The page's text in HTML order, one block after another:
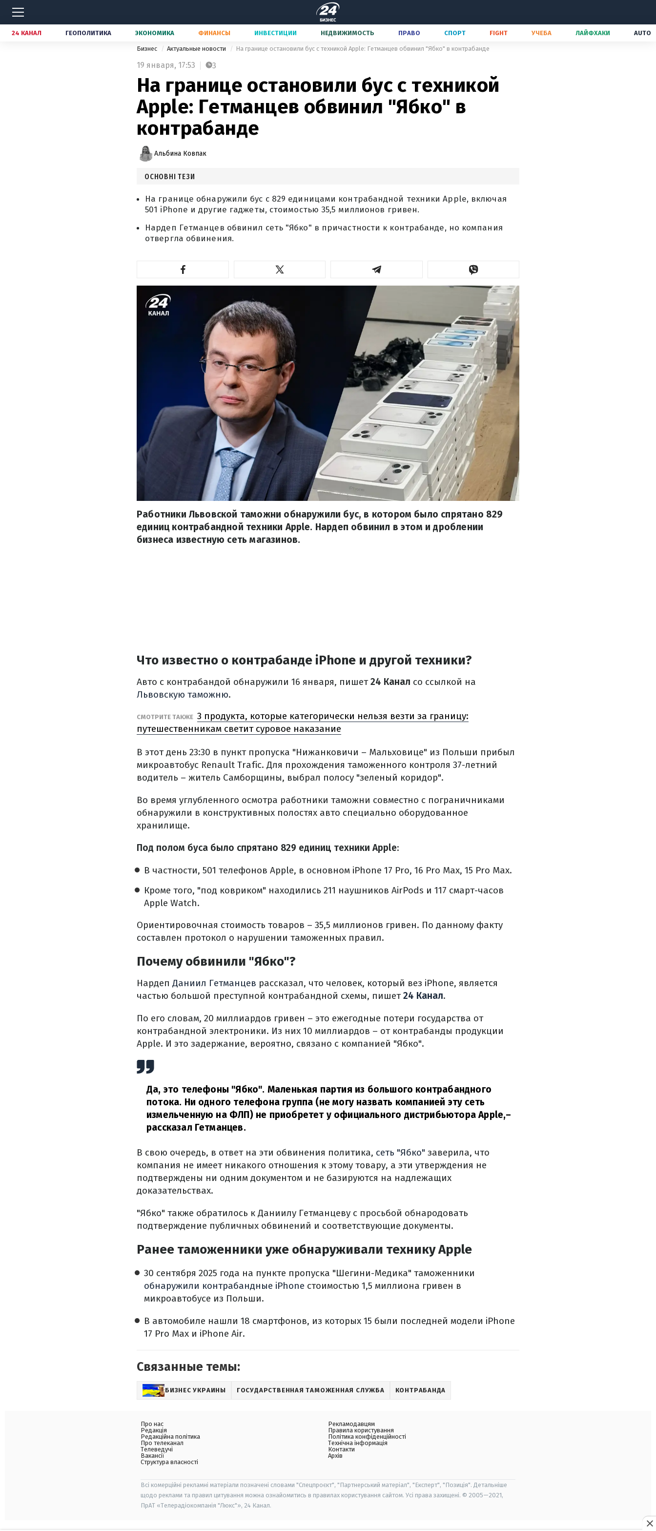
24 КАНАЛ ГЕОПОЛИТИКА ЭКОНОМИКА ФИНАНСЫ ИНВЕСТИЦИИ НЕДВИЖИМОСТЬ ПРАВО СПОРТ FIGHT УЧЕБА ЛАЙФХАКИ AUTO
Бизнес Актуальные новости На границе остановили бус с техникой Apple: Гетманцев обвинил "Ябко" в контрабанде
19 января, 17:53 3
На границе остановили бус с техникой
Apple: Гетманцев обвинил "Ябко" в
контрабанде
Альбина Ковпак
ОСНОВНІ ТЕЗИ
На границе обнаружили бус с 829 единицами контрабандной техники Apple, включая
501 iPhone и другие гаджеты, стоимостью 35,5 миллионов гривен.
Нардеп Гетманцев обвинил сеть "Ябко" в причастности к контрабанде, но компания
отвергла обвинения.
Работники Львовской таможни обнаружили бус, в котором было спрятано 829
единиц контрабандной техники Apple. Нардеп обвинил в этом и дроблении
бизнеса известную сеть магазинов.
Что известно о контрабанде iPhone и другой техники?
Авто с контрабандой обнаружили 16 января, пишет24 Канал со ссылкой на
Львовскую таможню.
СМОТРИТЕ ТАКЖЕ 3 продукта, которые категорически нельзя везти за границу:
путешественникам светит суровое наказание
В этот день 23:30 в пункт пропуска "Нижанковичи – Мальховице" из Польши прибыл
микроавтобус Renault Trafic. Для прохождения таможенного контроля 37-летний
водитель – житель Самборщины, выбрал полосу "зеленый коридор".
Во время углубленного осмотра работники таможни совместно с пограничниками
обнаружили в конструктивных полостях авто специально оборудованное
хранилище.
Под полом буса было спрятано 829 единиц техники Apple:
В частности, 501 телефонов Apple, в основном iPhone 17 Pro, 16 Pro Max, 15 Pro Max.
Кроме того, "под ковриком" находились 211 наушников AirPods и 117 смарт-часов
Apple Watch.
Ориентировочная стоимость товаров – 35,5 миллионов гривен. По данному факту
составлен протокол о нарушении таможенных правил.
Почему обвинили "Ябко"?
Нардеп Даниил Гетманцев рассказал, что человек, который вез iPhone, является
частью большой преступной контрабандной схемы, пишет24 Канал.
По его словам, 20 миллиардов гривен – это ежегодные потери государства от
контрабандной электроники. Из них 10 миллиардов – от контрабанды продукции
Apple. И это задержание, вероятно, связано с компанией "Ябко".
Да, это телефоны "Ябко". Маленькая партия из большого контрабандного
потока. Ни одного телефона группа (не могу назвать компанией эту сеть
измельченную на ФЛП) не приобретет у официального дистрибьютора Apple,–
рассказал Гетманцев.
В свою очередь, в ответ на эти обвинения политика, сеть "Ябко" заверила, что
компания не имеет никакого отношения к этому товару, а эти утверждения не
подтверждены ни одним документом и не базируются на надлежащих
доказательствах.
"Ябко" также обратилось к Даниилу Гетманцеву с просьбой обнародовать
подтверждение публичных обвинений и соответствующие документы.
Ранее таможенники уже обнаруживали технику Apple
30 сентября 2025 года на пункте пропуска "Шегини-Медика" таможенники
обнаружили контрабандные iPhone стоимостью 1,5 миллиона гривен в
микроавтобусе из Польши.
В автомобиле нашли 18 смартфонов, из которых 15 были последней модели iPhone
17 Pro Max и iPhone Air.
Связанные темы:
БИЗНЕС УКРАИНЫ ГОСУДАРСТВЕННАЯ ТАМОЖЕННАЯ СЛУЖБА КОНТРАБАНДА
Про нас
Редакція
Редакційна політика
Про телеканал
Телеведучі
Вакансії
Структура власності
Рекламодавцям
Правила користування
Політика конфіденційності
Технічна інформація
Контакти
Архів
Всі комерційні рекламні матеріали позначені словами "Спецпроєкт", "Партнерський матеріал", "Експерт", "Позиція". Детальніше
щодо реклами та правил цитування можна ознайомитись в правилах користування сайтом. Усі права захищені. © 2005—2021,
ПрАТ «Телерадіокомпанія "Люкс"», 24 Канал.